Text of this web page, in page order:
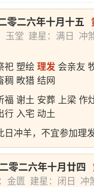
零二六年十月十五
玉堂 建星：满日
冲
祀 塑绘理发 会亲友
稠 畋猎 结网
福 谢土 安葬 上梁 作
行 入宅 动土
日冲羊，不宜参加理
零二六年十月廿四
金匮 建星：闭日
冲